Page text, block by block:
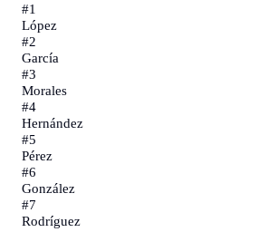
#1
López
#2
García
#3
Morales
#4
Hernández
#5
Pérez
#6
González
#7
Rodríguez